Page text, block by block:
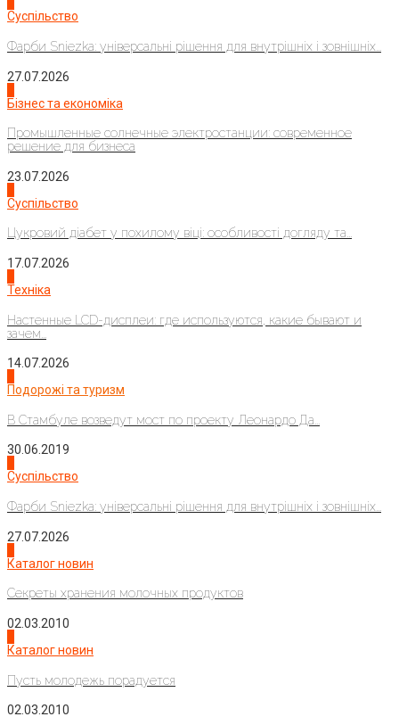
Суспільство
Фарби Sniezka: універсальні рішення для внутрішніх і зовнішніх...
27.07.2026
Бізнес та економіка
Промышленные солнечные электростанции: современное
решение для бизнеса
23.07.2026
Суспільство
Цукровий діабет у похилому віці: особливості догляду та...
17.07.2026
Техніка
Настенные LCD-дисплеи: где используются, какие бывают и
зачем...
14.07.2026
Подорожі та туризм
В Стамбуле возведут мост по проекту Леонардо Да...
30.06.2019
Суспільство
Фарби Sniezka: універсальні рішення для внутрішніх і зовнішніх...
27.07.2026
Каталог новин
Секреты хранения молочных продуктов
02.03.2010
Каталог новин
Пусть молодежь порадуется
02.03.2010